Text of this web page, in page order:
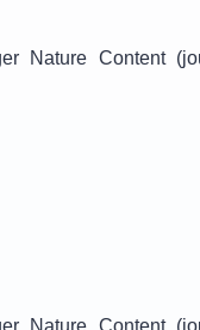
Nature Content
Nature Content